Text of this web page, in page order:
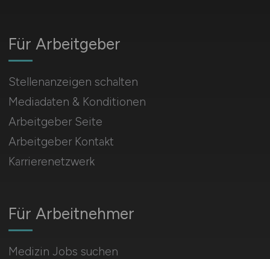
Für Arbeitnehmer
Medizin Jobs suchen
Für Arbeitgeber
Stellenanzeigen schalten
Mediadaten & Konditionen
Arbeitgeber Seite
Arbeitgeber Kontakt
Karrierenetzwerk